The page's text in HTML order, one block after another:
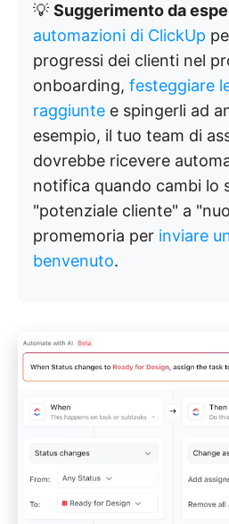
💡 Suggerimento da
automazioni di ClickUp
progressi dei clienti nel
onboarding, festeggiare
raggiunte e spingerli ad
esempio, il tuo team di
dovrebbe ricevere
notifica quando cambi lo
"potenziale cliente" a
promemoria per inviare
benvenuto.